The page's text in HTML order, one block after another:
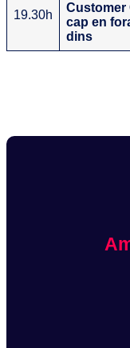
19.30h
Customer
cap en
dins